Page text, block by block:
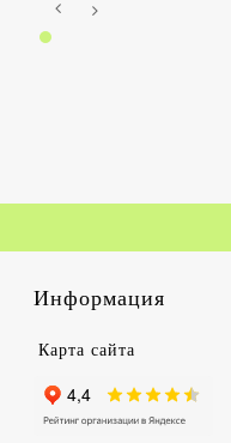
Информация
Карта сайта